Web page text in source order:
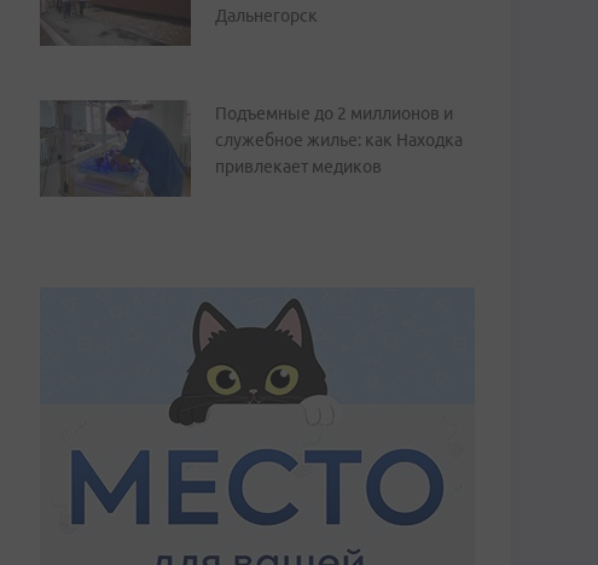
Дальнегорск
Подъемные до 2 миллионов и
служебное жилье: как Находка
привлекает медиков